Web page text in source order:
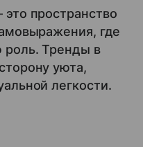
пространство
где
роль. Тренды в
уюта,
легкости.